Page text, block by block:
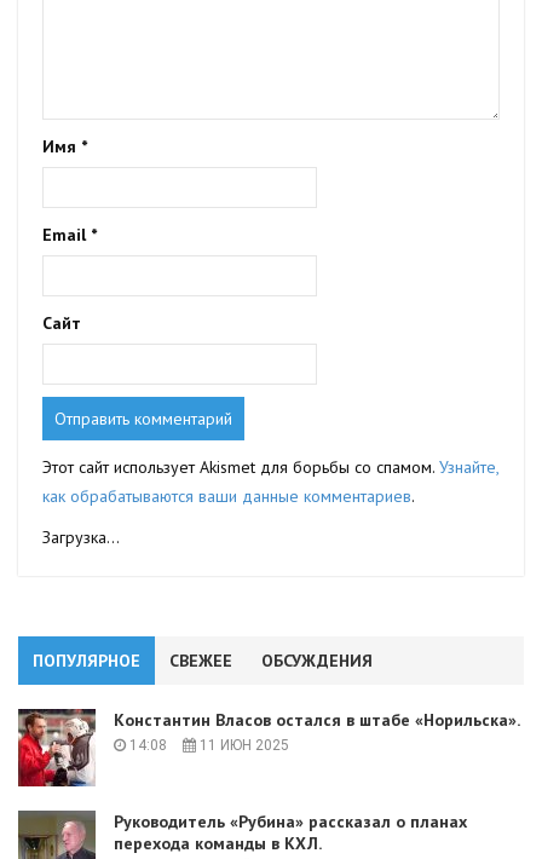
Имя *
Email *
Сайт
Этот сайт использует Akismet для борьбы со спамом. Узнайте,
как обрабатываются ваши данные комментариев.
Загрузка...
ПОПУЛЯРНОЕ СВЕЖЕЕ ОБСУЖДЕНИЯ
Константин Власов остался в штабе «Норильска».
14:08 11 ИЮН 2025
Руководитель «Рубина» рассказал о планах
перехода команды в КХЛ.